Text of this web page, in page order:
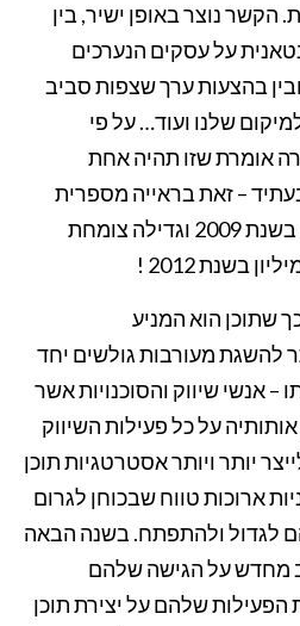
הקשר נוצר באופן ישיר, בין
על עסקים הנערכים
בהצעות ערך שצפות סביב
שלנו ועוד… על פי
אומרת שזו תהיה אחת
– זאת בראייה מספרית
עולה של 96 מיליון יוזרים בשנת 2009 וגדילה צומחת
שתוכן הוא המניע
להשגת מעורבות גולשים יחד
אנשי שיווק והסוכנויות אשר
על כל פעילות השיווק
יותר ויותר אסטרטגיות תוכן
ארוכות טווח שבכוחן לגרום
לגדול ולהתפתח. בשנה הבאה
מחדש על הגישה שלהם
הפעילות שלהם על יצירת תוכן